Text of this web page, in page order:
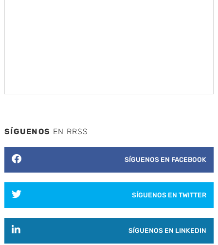
SÍGUENOS EN RRSS
SÍGUENOS EN FACEBOOK
SÍGUENOS EN TWITTER
SÍGUENOS EN LINKEDIN